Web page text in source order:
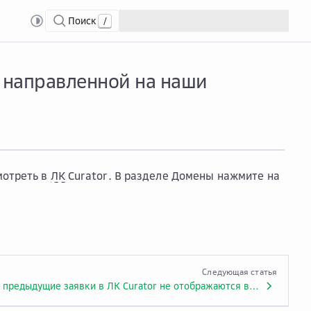
Поиск /
на наши
в ЛКCurator. В разделе Домены нажмите на
Следующая статья
Почему предыдущие заявки в ЛК Curator не отображаются в списке заявок?